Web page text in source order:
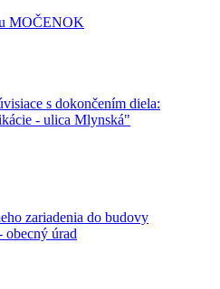
MOČENOK
s dokončením diela:
- ulica Mlynská"
zariadenia do budovy
obecný úrad